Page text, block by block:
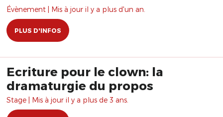
Évènement | Mis à jour il y a plus d'un an.
PLUS D'INFOS
Ecriture pour le clown: la
dramaturgie du propos
Stage | Mis à jour il y a plus de 3 ans.